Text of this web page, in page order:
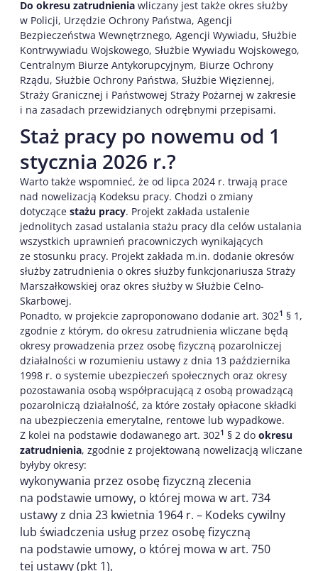
Do okresu zatrudnienia wliczany jest także okres służby
w Policji, Urzędzie Ochrony Państwa, Agencji
Bezpieczeństwa Wewnętrznego, Agencji Wywiadu, Służbie
Kontrwywiadu Wojskowego, Służbie Wywiadu Wojskowego,
Centralnym Biurze Antykorupcyjnym, Biurze Ochrony
Rządu, Służbie Ochrony Państwa, Służbie Więziennej,
Straży Granicznej i Państwowej Straży Pożarnej w zakresie
i na zasadach przewidzianych odrębnymi przepisami.
Staż pracy po nowemu od 1
stycznia 2026 r.?
Warto także wspomnieć, że od lipca 2024 r. trwają prace
nad nowelizacją Kodeksu pracy. Chodzi o zmiany
dotyczące stażu pracy. Projekt zakłada ustalenie
jednolitych zasad ustalania stażu pracy dla celów ustalania
wszystkich uprawnień pracowniczych wynikających
ze stosunku pracy. Projekt zakłada m.in. dodanie okresów
służby zatrudnienia o okres służby funkcjonariusza Straży
Marszałkowskiej oraz okres służby w Służbie Celno-
Skarbowej.
Ponadto, w projekcie zaproponowano dodanie art. 3021 § 1,
zgodnie z którym, do okresu zatrudnienia wliczane będą
okresy prowadzenia przez osobę fizyczną pozarolniczej
działalności w rozumieniu ustawy z dnia 13 października
1998 r. o systemie ubezpieczeń społecznych oraz okresy
pozostawania osobą współpracującą z osobą prowadzącą
pozarolniczą działalność, za które zostały opłacone składki
na ubezpieczenia emerytalne, rentowe lub wypadkowe.
Z kolei na podstawie dodawanego art. 3021 § 2 do okresu
zatrudnienia, zgodnie z projektowaną nowelizacją wliczane
byłyby okresy:
wykonywania przez osobę fizyczną zlecenia
na podstawie umowy, o której mowa w art. 734
ustawy z dnia 23 kwietnia 1964 r. – Kodeks cywilny
lub świadczenia usług przez osobę fizyczną
na podstawie umowy, o której mowa w art. 750
tej ustawy (pkt 1),